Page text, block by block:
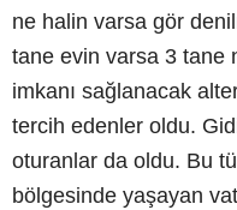
ne halin varsa gör
tane evin varsa 3 tane
imkanı sağlanacak
tercih edenler oldu.
oturanlar da oldu. Bu
bölgesinde yaşayan